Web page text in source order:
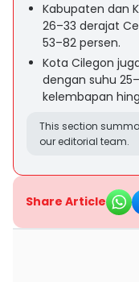
Kabupaten dan
26–33 derajat
53–82 persen.
Kota Cilegon
dengan suhu
kelembapan
This section
our editorial team.
Share Article